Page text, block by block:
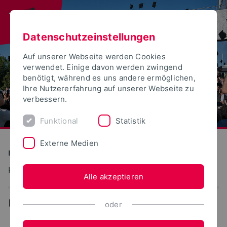
Bauen und Umwelt
Konstruktiver Ingenieurbau – Stahlbau
... Team
Datenschutzeinstellungen
Auf unserer Webseite werden Cookies
verwendet. Einige davon werden zwingend
benötigt, während es uns andere ermöglichen,
Ihre Nutzererfahrung auf unserer Webseite zu
verbessern.
Funktional Statistik
Externe Medien
Alle akzeptieren
oder